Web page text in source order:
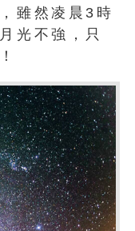
雖然凌晨3時
光不強，只